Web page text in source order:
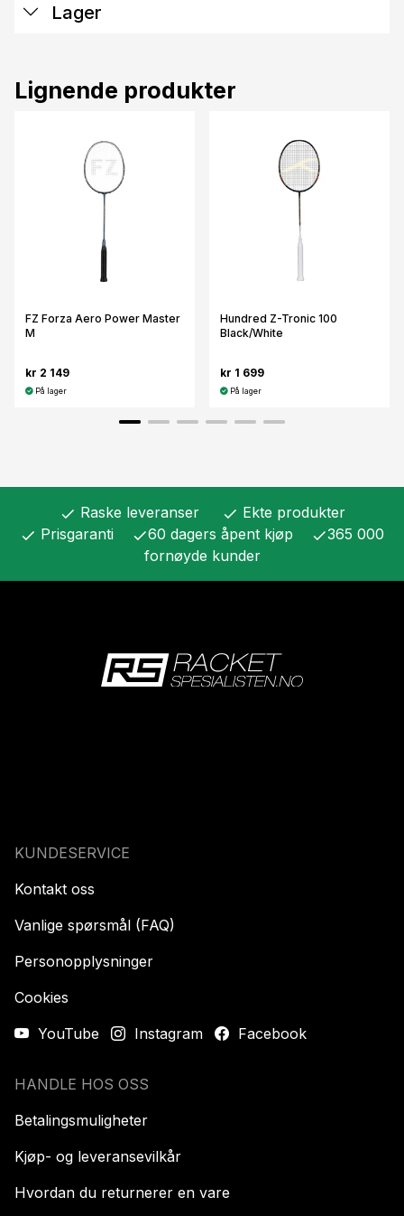
Lager
Lignende produkter
FZ Forza Aero Power Master
M
kr 2 149
På lager
Hundred Z-Tronic 100
Black/White
kr 1 699
På lager
check Raske leveranser check Ekte produkter
check Prisgaranti check60 dagers åpent kjøp check365 000
fornøyde kunder
KUNDESERVICE
Kontakt oss
Vanlige spørsmål (FAQ)
Personopplysninger
Cookies
YouTube
Instagram Facebook
HANDLE HOS OSS
Betalingsmuligheter
Kjøp- og leveransevilkår
Hvordan du returnerer en vare